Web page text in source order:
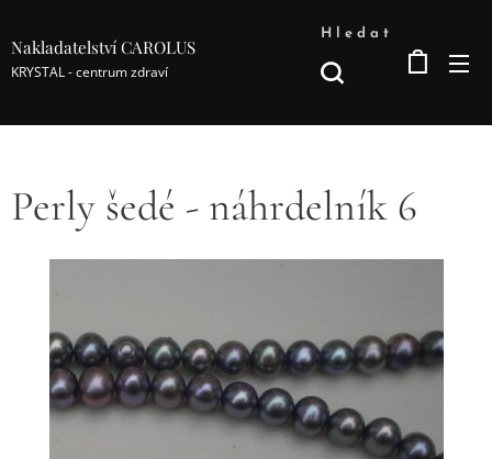
Nakladatelství CAROLUS
KRYSTAL - centrum zdraví
Hledat
Perly šedé - náhrdelník 6